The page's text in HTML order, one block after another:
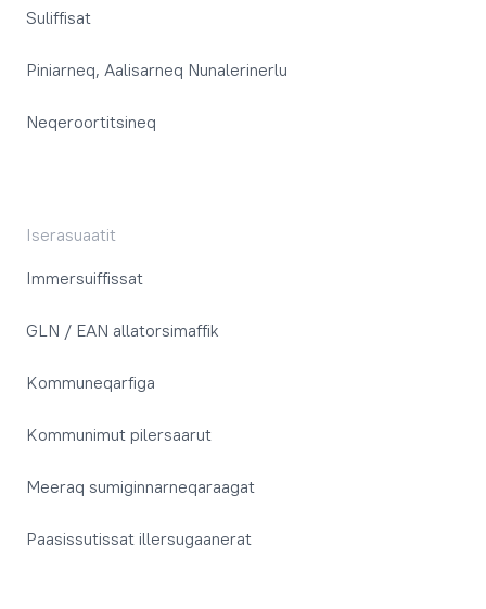
Suliffisat
Piniarneq, Aalisarneq Nunalerinerlu
Neqeroortitsineq
Iserasuaatit
Immersuiffissat
GLN / EAN allatorsimaffik
Kommuneqarfiga
Kommunimut pilersaarut
Meeraq sumiginnarneqaraagat
Paasissutissat illersugaanerat